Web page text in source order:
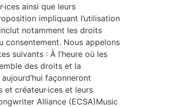
ainsi que leurs
impliquant l’utilisation
notamment les droits
consentement. Nous appelons
suivants : À l’heure où les
des droits et la
façonneront
créateur·ices et leurs
Alliance (ECSA)Music